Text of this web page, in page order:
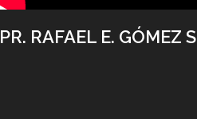
PR. RAFAEL E. GÓMEZ